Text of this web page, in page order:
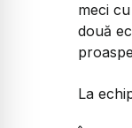
meci
două
La